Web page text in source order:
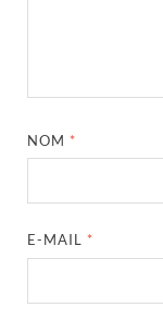
NOM *
E-MAIL *